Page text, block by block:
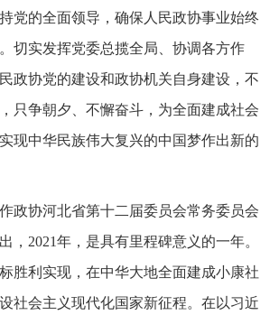
党的全面领导，确保人民政协事业始终
切实发挥党委总揽全局、协调各方作
政协党的建设和政协机关自身建设，不
只争朝夕、不懈奋斗，为全面建成社会
现中华民族伟大复兴的中国梦作出新的
政协河北省第十二届委员会常务委员会
，2021年，是具有里程碑意义的一年。
胜利实现，在中华大地全面建成小康社
社会主义现代化国家新征程。在以习近